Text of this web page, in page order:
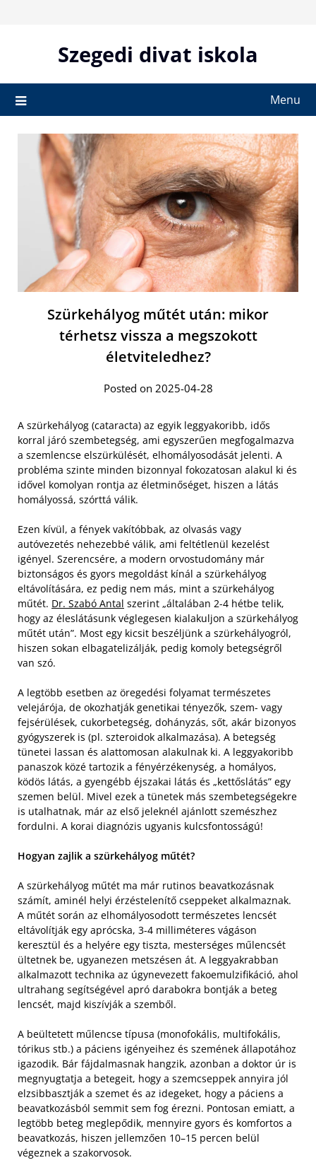
Szegedi divat iskola
Menu
Szürkehályog műtét után: mikor
térhetsz vissza a megszokott
életviteledhez?
Posted on 2025-04-28
A szürkehályog (cataracta) az egyik leggyakoribb, idős
korral járó szembetegség, ami egyszerűen megfogalmazva
a szemlencse elszürkülését, elhomályosodását jelenti. A
probléma szinte minden bizonnyal fokozatosan alakul ki és
idővel komolyan rontja az életminőséget, hiszen a látás
homályossá, szórttá válik.
Ezen kívül, a fények vakítóbbak, az olvasás vagy
autóvezetés nehezebbé válik, ami feltétlenül kezelést
igényel. Szerencsére, a modern orvostudomány már
biztonságos és gyors megoldást kínál a szürkehályog
eltávolítására, ez pedig nem más, mint a szürkehályog
műtét. Dr. Szabó Antal szerint „általában 2-4 hétbe telik,
hogy az éleslátásunk véglegesen kialakuljon a szürkehályog
műtét után”. Most egy kicsit beszéljünk a szürkehályogról,
hiszen sokan elbagatelizálják, pedig komoly betegségről
van szó.
A legtöbb esetben az öregedési folyamat természetes
velejárója, de okozhatják genetikai tényezők, szem- vagy
fejsérülések, cukorbetegség, dohányzás, sőt, akár bizonyos
gyógyszerek is (pl. szteroidok alkalmazása). A betegség
tünetei lassan és alattomosan alakulnak ki. A leggyakoribb
panaszok közé tartozik a fényérzékenység, a homályos,
ködös látás, a gyengébb éjszakai látás és „kettőslátás” egy
szemen belül. Mivel ezek a tünetek más szembetegségekre
is utalhatnak, már az első jeleknél ajánlott szemészhez
fordulni. A korai diagnózis ugyanis kulcsfontosságú!
Hogyan zajlik a szürkehályog műtét?
A szürkehályog műtét ma már rutinos beavatkozásnak
számít, aminél helyi érzéstelenítő cseppeket alkalmaznak.
A műtét során az elhomályosodott természetes lencsét
eltávolítják egy aprócska, 3-4 milliméteres vágáson
keresztül és a helyére egy tiszta, mesterséges műlencsét
ültetnek be, ugyanezen metszésen át. A leggyakrabban
alkalmazott technika az úgynevezett fakoemulzifikáció, ahol
ultrahang segítségével apró darabokra bontják a beteg
lencsét, majd kiszívják a szemből.
A beültetett műlencse típusa (monofokális, multifokális,
tórikus stb.) a páciens igényeihez és szemének állapotához
igazodik. Bár fájdalmasnak hangzik, azonban a doktor úr is
megnyugtatja a betegeit, hogy a szemcseppek annyira jól
elzsibbasztják a szemet és az idegeket, hogy a páciens a
beavatkozásból semmit sem fog érezni. Pontosan emiatt, a
legtöbb beteg meglepődik, mennyire gyors és komfortos a
beavatkozás, hiszen jellemzően 10–15 percen belül
végeznek a szakorvosok.